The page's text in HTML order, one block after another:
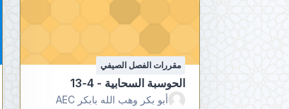
مقررات الفصل الصيفي
الحوسبة السحابية - 4-13
أبو بكر وهب الله بابكر AEC